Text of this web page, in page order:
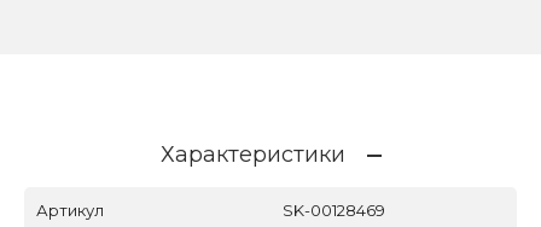
Характеристики
Артикул SK-00128469